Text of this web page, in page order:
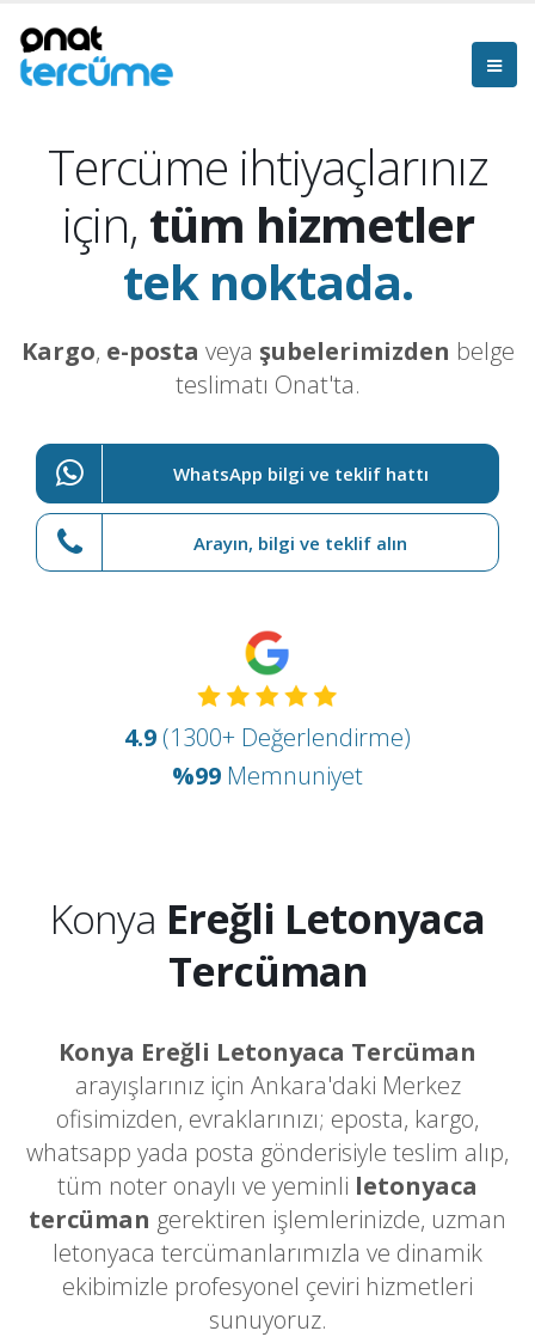
Tercüme ihtiyaçlarınız
için, tüm hizmetler
tek noktada.
Kargo, e-posta veya şubelerimizden belge
teslimatı Onat'ta.
WhatsApp bilgi ve teklif hattı
Arayın, bilgi ve teklif alın
4.9 (1300+ Değerlendirme)
%99 Memnuniyet
Konya Ereğli Letonyaca
Tercüman
Konya Ereğli Letonyaca Tercüman
arayışlarınız için Ankara'daki Merkez
ofisimizden, evraklarınızı; eposta, kargo,
whatsapp yada posta gönderisiyle teslim alıp,
tüm noter onaylı ve yeminli letonyaca
tercüman gerektiren işlemlerinizde, uzman
letonyaca tercümanlarımızla ve dinamik
ekibimizle profesyonel çeviri hizmetleri
sunuyoruz.